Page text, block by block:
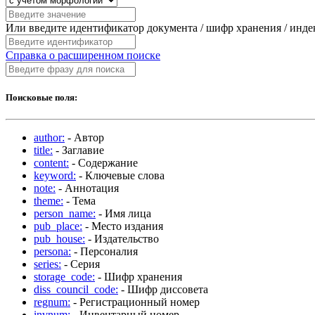
Или введите идентификатор документа / шифр хранения /
Справка о расширенном поиске
Поисковые поля:
author: - Автор
title: - Заглавие
content: - Содержание
keyword: - Ключевые слова
note: - Аннотация
theme: - Тема
person_name: - Имя лица
pub_place: - Место издания
pub_house: - Издательство
persona: - Персоналия
series: - Серия
storage_code: - Шифр хранения
diss_council_code: - Шифр диссовета
regnum: - Регистрационный номер